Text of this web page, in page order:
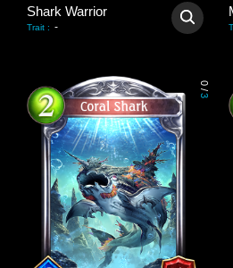
Shark Warrior
Trait : -
0
/
3